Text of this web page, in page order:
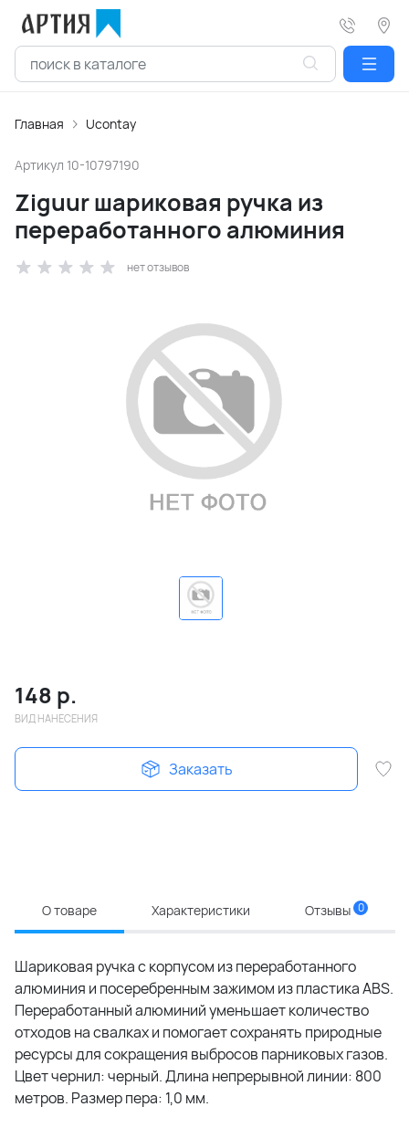
Главная Ucontay
Артикул 10-10797190
Ziguur шариковая ручка из
переработанного алюминия
нет отзывов
148 р.
ВИД НАНЕСЕНИЯ
Заказать
О товаре Характеристики Отзывы 0
Шариковая ручка с корпусом из переработанного
алюминия и посеребренным зажимом из пластика ABS.
Переработанный алюминий уменьшает количество
отходов на свалках и помогает сохранять природные
ресурсы для сокращения выбросов парниковых газов.
Цвет чернил: черный. Длина непрерывной линии: 800
метров. Размер пера: 1,0 мм.